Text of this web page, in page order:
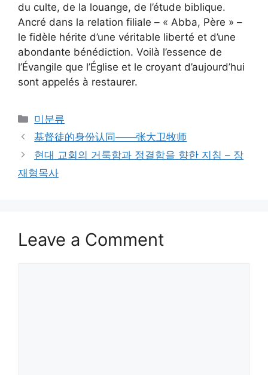
du culte, de la louange, de l’étude biblique.
Ancré dans la relation filiale – « Abba, Père » –
le fidèle hérite d’une véritable liberté et d’une
abondante bénédiction. Voilà l’essence de
l’Évangile que l’Église et le croyant d’aujourd’hui
sont appelés à restaurer.
Categories
미분류
基督徒的身份认同——张大卫牧师
현대 교회의 거룩함과 정결함을 향한 지침 – 장
재형목사
Leave a Comment